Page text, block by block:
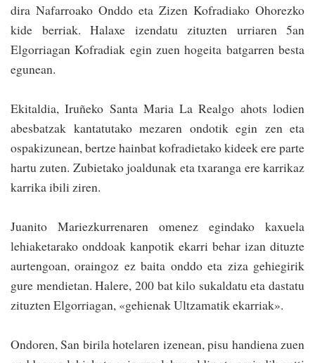
dira Nafarroako Onddo eta Zizen Kofradiako Ohorezko
kide berriak. Halaxe izendatu zituzten urriaren 5an
Elgorriagan Kofradiak egin zuen hogeita batgarren besta
egunean.
Ekitaldia, Iruñeko Santa Maria La Realgo ahots lodien
abesba­tzak kantatutako mezaren ondotik egin zen eta
ospakizunean, bertze hainbat kofradietako kideek ere parte
hartu zuten. Zubietako joaldunak eta txaranga ere ka­rrikaz
karrika ibili ziren.
Juanito Mariezkurrenaren omenez egindako kaxuela
lehiaketarako onddoak kanpotik ekarri behar izan dituzte
aurtengoan, oraingoz ez baita onddo eta ziza gehiegirik
gure mendietan. Halere, 200 bat kilo sukaldatu eta dastatu
zituzten Elgorriagan, «gehienak Ultzamatik eka­rriak».
Ondoren, San birila hotelaren izenean, pisu handiena zuen